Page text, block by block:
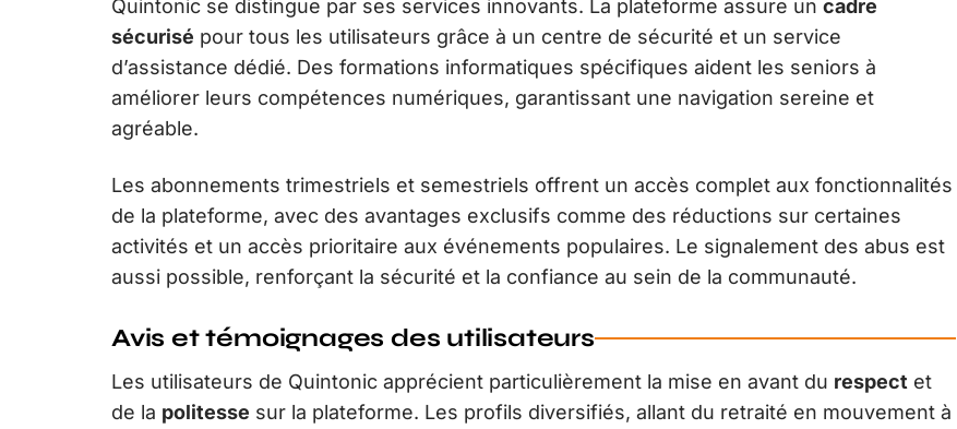
Quintonic se distingue par ses services innovants. La plateforme assure un cadre
sécurisé pour tous les utilisateurs grâce à un centre de sécurité et un service
d’assistance dédié. Des formations informatiques spécifiques aident les seniors à
améliorer leurs compétences numériques, garantissant une navigation sereine et
agréable.
Les abonnements trimestriels et semestriels offrent un accès complet aux fonctionnalités
de la plateforme, avec des avantages exclusifs comme des réductions sur certaines
activités et un accès prioritaire aux événements populaires. Le signalement des abus est
aussi possible, renforçant la sécurité et la confiance au sein de la communauté.
Avis et témoignages des utilisateurs
Les utilisateurs de Quintonic apprécient particulièrement la mise en avant du respect et
de la politesse sur la plateforme. Les profils diversifiés, allant du retraité en mouvement à